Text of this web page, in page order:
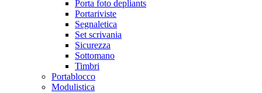
Porta foto depliants
Portariviste
Segnaletica
Set scrivania
Sicurezza
Sottomano
Timbri
Portablocco
Modulistica